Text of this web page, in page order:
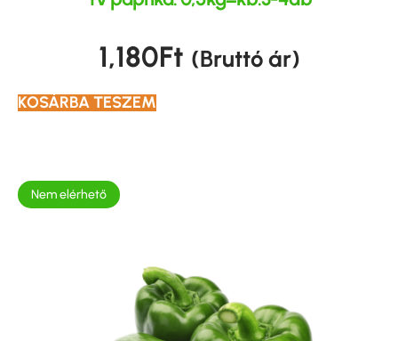
1,180Ft (Bruttó ár)
KOSÁRBA TESZEM
Nem elérhető